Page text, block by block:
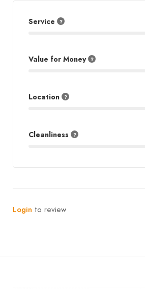
Service
Value for Money
Location
Cleanliness
Login to review